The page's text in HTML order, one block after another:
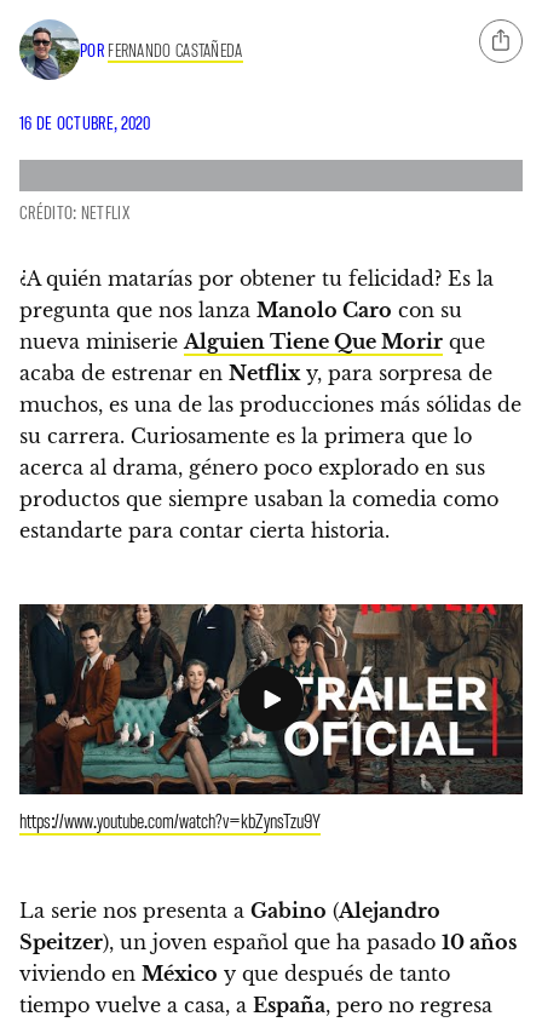
POR FERNANDO CASTAÑEDA
16 DE OCTUBRE, 2020
CRÉDITO: NETFLIX
¿A quién matarías por obtener tu felicidad? Es la
pregunta que nos lanza Manolo Caro con su
nueva miniserie Alguien Tiene Que Morir que
acaba de estrenar en Netflix y, para sorpresa de
muchos, es una de las producciones más sólidas de
su carrera. Curiosamente es la primera que lo
acerca al drama, género poco explorado en sus
productos que siempre usaban la comedia como
estandarte para contar cierta historia.
https://www.youtube.com/watch?v=kbZynsTzu9Y
La serie nos presenta a Gabino (Alejandro
Speitzer), un joven español que ha pasado 10 años
viviendo en México y que después de tanto
tiempo vuelve a casa, a España, pero no regresa